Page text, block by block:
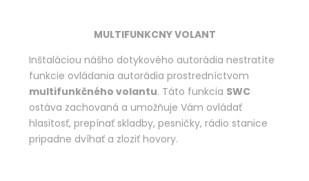
MULTIFUNKCNY VOLANT
Inštaláciou nášho dotykového autorádia nestratíte
funkcie ovládania autorádia prostredníctvom
multifunkčného volantu. Táto funkcia SWC
ostáva zachovaná a umožňuje Vám ovládať
hlasitosť, prepínať skladby, pesničky, rádio stanice
pripadne dvíhať a zloziť hovory.